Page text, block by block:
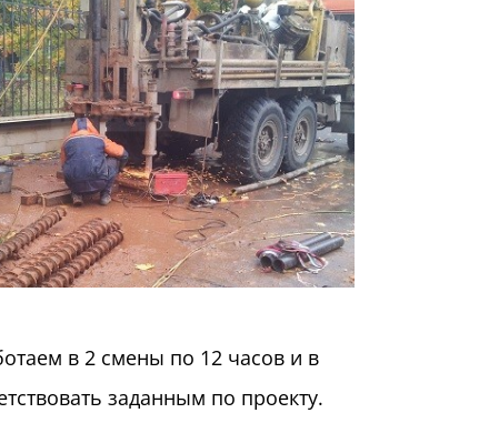
в 2 смены по 12 часов и в
заданным по проекту.